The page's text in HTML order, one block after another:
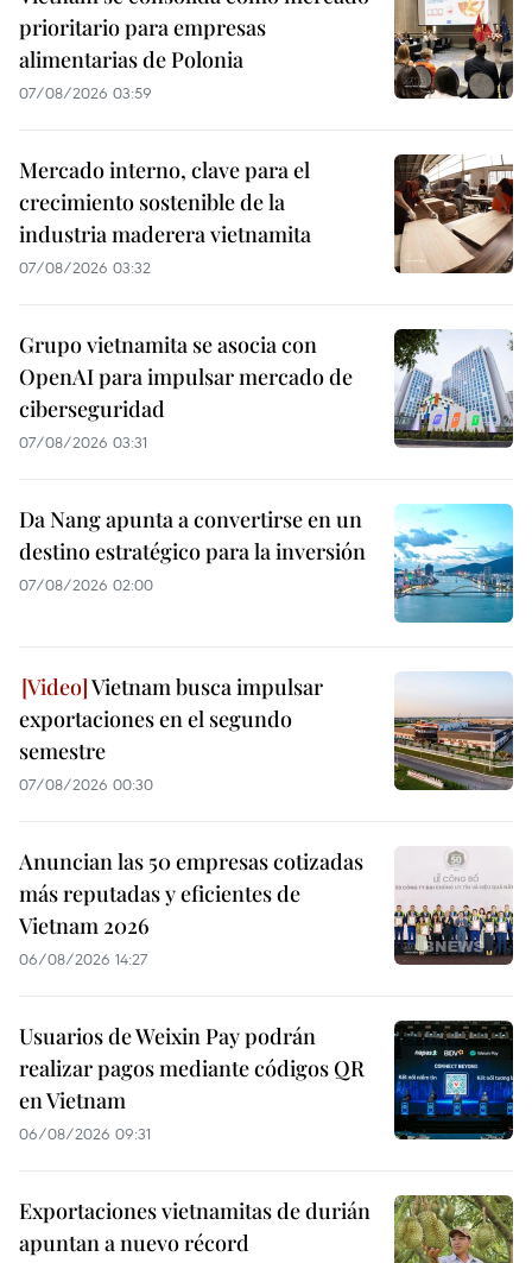
prioritario para empresas
alimentarias de Polonia
07/08/2026 03:59
Mercado interno, clave para el
crecimiento sostenible de la
industria maderera vietnamita
07/08/2026 03:32
Grupo vietnamita se asocia con
OpenAI para impulsar mercado de
ciberseguridad
07/08/2026 03:31
Da Nang apunta a convertirse en un
destino estratégico para la inversión
07/08/2026 02:00
Vietnam busca impulsar
exportaciones en el segundo
semestre
07/08/2026 00:30
Anuncian las 50 empresas cotizadas
más reputadas y eficientes de
Vietnam 2026
06/08/2026 14:27
Usuarios de Weixin Pay podrán
realizar pagos mediante códigos QR
en Vietnam
06/08/2026 09:31
Exportaciones vietnamitas de durián
apuntan a nuevo récord